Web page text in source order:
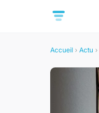
Accueil › Actu ›